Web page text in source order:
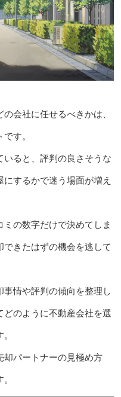
会社に任せるべきかは、
す。
ると、評判の良さそうな
するかで迷う場面が増え
の数字だけで決めてしま
きたはずの機会を逃して
情や評判の傾向を整理し
のように不動産会社を選
却パートナーの見極め方